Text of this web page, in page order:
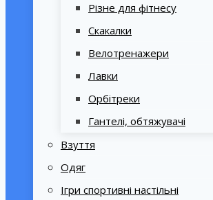
Різне для фітнесу
Скакалки
Велотренажери
Лавки
Орбітреки
Гантелі, обтяжувачі
Взуття
Одяг
Ігри спортивні настільні